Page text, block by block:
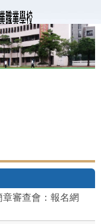
審查會：報名網